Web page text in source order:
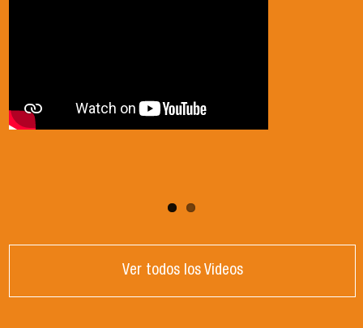
Ver todos los Videos